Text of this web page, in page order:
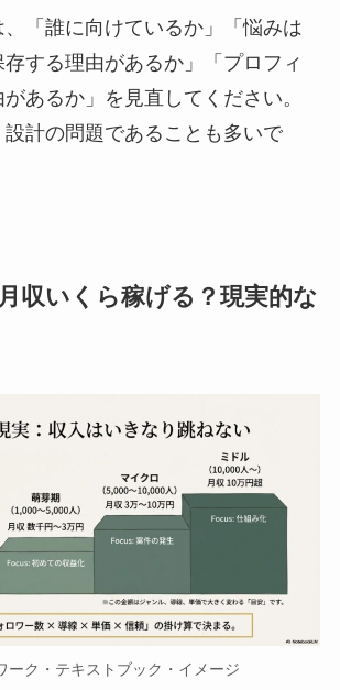
「誰に向けているか」「悩みは
する理由があるか」「プロフィ
あるか」を見直してください。
計の問題であることも多いで
収いくら稼げる？現実的な
ーク・テキストブック・イメージ